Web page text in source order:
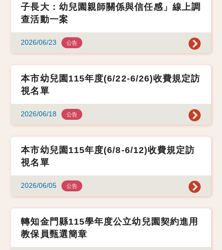
子長大：幼兒園親師關係與信任感」線上調
查活動一案
2026/06/23 公告
本市幼兒園115年度(6/22-6/26)收費規定訪
視名單
2026/06/18 公告
本市幼兒園115年度(6/8-6/12)收費規定訪
視名單
2026/06/05 公告
轉知金門縣115學年度公立幼兒園契約進用
教保員甄選簡章